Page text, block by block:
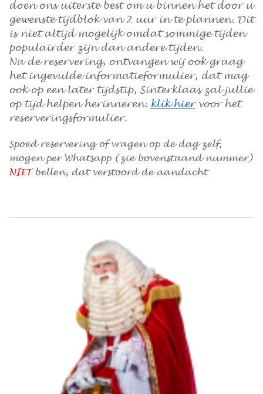
doen ons uiterste best om u binnen het door u
gewenste tijdblok van 2 uur in te plannen. Dit
is niet altijd mogelijk omdat sommige tijden
populairder zijn dan andere tijden.
Na de reservering, ontvangen wij ook graag
het ingevulde informatieformulier, dat mag
ook op een later tijdstip, Sinterklaas zal jullie
op tijd helpen herinneren. klik hiervoor het
reserveringsformulier.
Spoed reservering of vragen op de dag zelf,
mogen per Whatsapp (zie bovenstaand nummer)
NIETbellen, dat verstoord de aandacht